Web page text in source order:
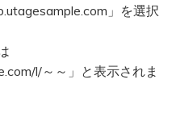
」を選択
l/～～」と表示されま